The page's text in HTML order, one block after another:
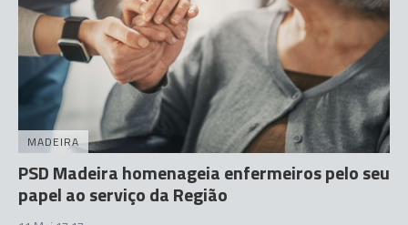
MADEIRA
PSD Madeira homenageia enfermeiros pelo seu
papel ao serviço da Região